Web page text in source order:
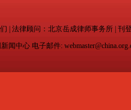
| 法律顾问： 北京岳成律师事务所 刊
闻中心 电子邮件: